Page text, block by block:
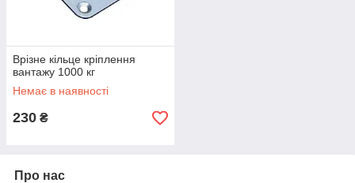
Врізне кільце кріплення
вантажу 1000 кг
Немає в наявності
230 ₴
Про нас